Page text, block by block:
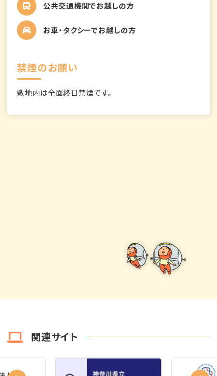
公共交通機関でお越しの方
お車・タクシーでお越しの方
禁煙のお願い
敷地内は全面終日禁煙です。
関連サイト